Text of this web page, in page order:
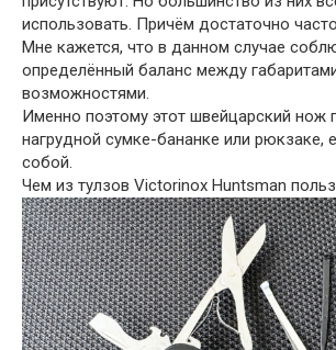
использовать. Причём достаточно
Мне кажется, что в данном случае
определённый баланс между
возможностями.
Именно поэтому этот швейцарский нож
нагрудной сумке-бананке или рюкзаке,
собой.
Чем из тулзов Victorinox Huntsman